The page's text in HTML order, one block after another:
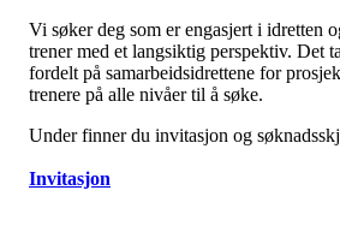
Vi søker deg som er engasjert i idretten
trener med et langsiktig perspektiv. Det
fordelt på samarbeidsidrettene for
trenere på alle nivåer til å søke.
Under finner du invitasjon og
Invitasjon